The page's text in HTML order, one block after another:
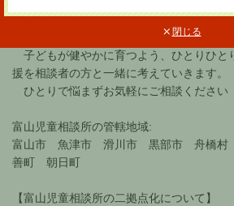
閉じる
富山県には2か所の児童相談所があり、
る様々な相談に応じています。
子どもが健やかに育つよう、ひとりひと
援を相談者の方と一緒に考えていきます。
ひとりで悩まずお気軽にご相談ください
富山児童相談所の管轄地域:
富山市 魚津市 滑川市 黒部市 舟橋
善町 朝日町
【富山児童相談所の二拠点化について】